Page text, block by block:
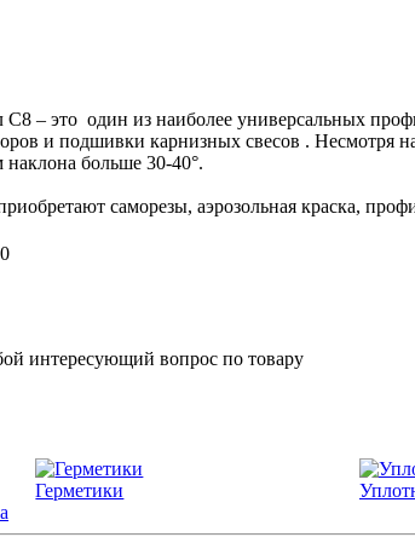
– это один из наиболее универсальных
и подшивки карнизных свесов . Несмотря
больше 30-40°.
саморезы, аэрозольная краска,
интересующий вопрос по товару
Герметики